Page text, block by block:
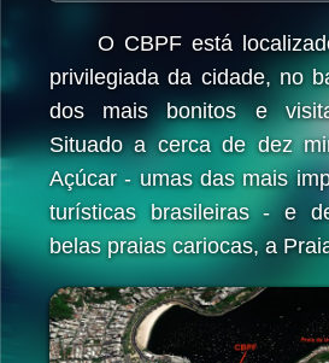
O CBPF está
privilegiada da cidade, no
dos mais bonitos e
Situado a cerca de dez
Açúcar - umas das mais
turísticas brasileiras - e
belas praias cariocas, a